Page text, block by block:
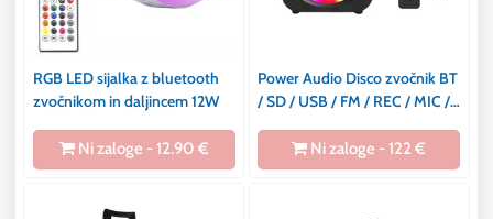
RGB LED sijalka z bluetooth
zvočnikom in daljincem 12W
Ni zaloge - 12.90 €
Power Audio Disco zvočnik BT
/ SD / USB / FM / REC / MIC /
Ni zaloge - 122 €